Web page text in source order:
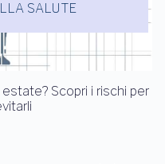
SALUTE
Scopri i rischi per